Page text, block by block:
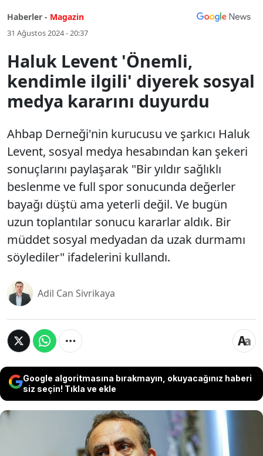
Haberler - Magazin
31 Ağustos 2024 - 20:37
Haluk Levent 'Önemli,
kendimle ilgili' diyerek sosyal
medya kararını duyurdu
Ahbap Derneği'nin kurucusu ve şarkıcı Haluk
Levent, sosyal medya hesabından kan şekeri
sonuçlarını paylaşarak "Bir yıldır sağlıklı
beslenme ve full spor sonucunda değerler
bayağı düştü ama yeterli değil. Ve bugün
uzun toplantılar sonucu kararlar aldık. Bir
müddet sosyal medyadan da uzak durmamı
söylediler" ifadelerini kullandı.
Adil Can Sivrikaya
Google algoritmasına bırakmayın, okuyacağınız haberi
siz seçin! Tıkla ve ekle
Ahbap Derneği'nin kurucusu ve şarkıcı Haluk
Levent, sosyal medya hesabından kan şekeri